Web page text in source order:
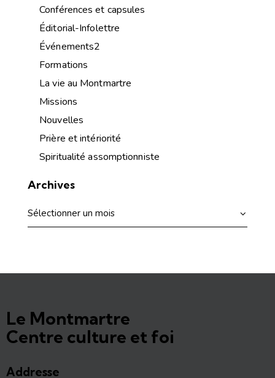
Conférences et capsules
Éditorial-Infolettre
Événements2
Formations
La vie au Montmartre
Missions
Nouvelles
Prière et intériorité
Spiritualité assomptionniste
Archives
Le Montmartre
Centre culture et foi
Addresse